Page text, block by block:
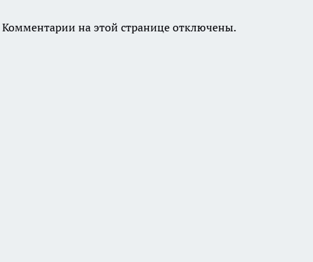
Комментарии на этой странице отключены.